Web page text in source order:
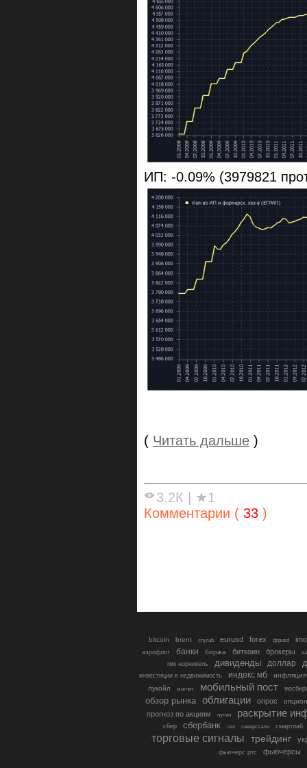
ИП: -0.09% (3979821
( Читать дальше )
3.2К
★1
Комментарии ( 33 )
bitcoin brent cnyrub eurusd forex gbpusd
аэрофлот банки биржа биткоин брокеры
гмк норникель
дивиденды доллар
инвестиции в недвижимость индекс мб
инфляция
лукойл
магнит мобильный пост
обзор рынка облигации опрос
прогноз по акциям путин раскрытие
сбер сбербанк сво северсталь смартлаб
торговые сигналы трейдинг
фьючерс ртс фьючерсы